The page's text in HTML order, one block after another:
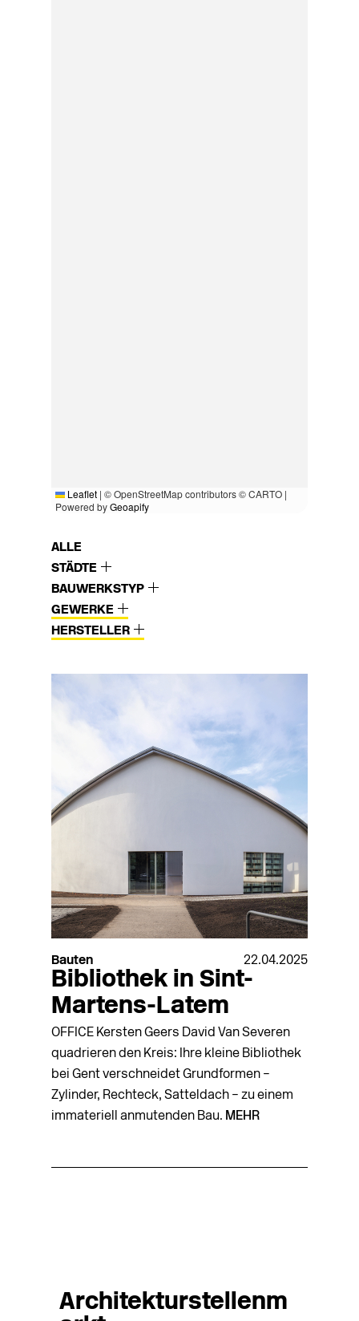
Leaflet | © OpenStreetMap contributors © CARTO |
Powered byGeoapify
ALLE
STÄDTE
BAUWERKSTYP
GEWERKE
HERSTELLER
Bauten 22.04.2025
Bibliothek in Sint-
Martens-Latem
OFFICE Kersten Geers David Van Severen
quadrieren den Kreis: Ihre kleine Bibliothek
bei Gent verschneidet Grundformen –
Zylinder, Rechteck, Satteldach – zu einem
immateriell anmutenden Bau. MEHR
Architekturstellenm